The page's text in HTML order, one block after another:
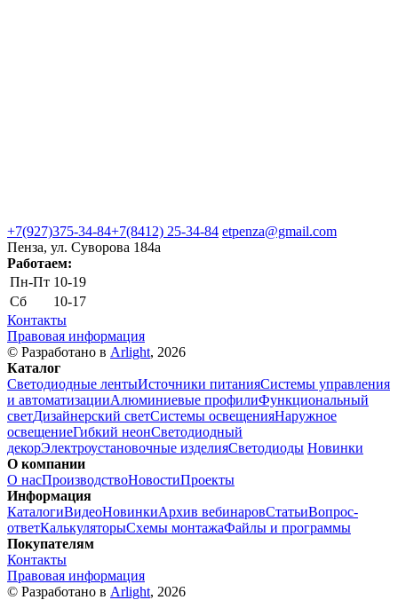
+7(927)375-34-84+7(8412) 25-34-84 etpenza@gmail.com
Пенза, ул. Cуворова 184а
Работаем:
Пн-Пт 10-19
Сб
10-17
Контакты
Правовая информация
© Разработано в Arlight, 2026
Каталог
Светодиодные лентыИсточники питанияСистемы управления
и автоматизацииАлюминиевые профилиФункциональный
светДизайнерский светСистемы освещенияНаружное
освещениеГибкий неонСветодиодный
декорЭлектроустановочные изделияСветодиоды Новинки
О компании
О насПроизводствоНовостиПроекты
Информация
КаталогиВидеоНовинкиАрхив вебинаровСтатьиВопрос-
ответКалькуляторыСхемы монтажаФайлы и программы
Покупателям
Контакты
Правовая информация
© Разработано в Arlight, 2026